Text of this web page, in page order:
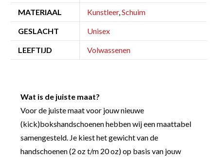
MATERIAAL Kunstleer,Schuim
GESLACHT Unisex
LEEFTIJD Volwassenen
Wat is de juiste maat?
Voor de juiste maat voor jouw nieuwe
(kick)bokshandschoenen hebben wij een maattabel
samengesteld. Je kiest het gewicht van de
handschoenen (2 oz t/m 20 oz) op basis van jouw